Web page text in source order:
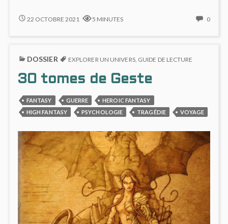
DÉCORTIQUER
22 OCTOBRE 2021 5 MINUTES 0NO
DOSSIER EXPLORER UN UNIVERS, GUIDE DE LECTURE
30 tomes de Geste
FANTASY GUERRE
HEROIC FANTASY
HIGH FANTASY
PSYCHOLOGIE TRAGÉDIE VOYAGE